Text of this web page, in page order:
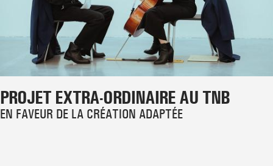
PROJET EXTRA-ORDINAIRE AU TNB
EN FAVEUR DE LA CRÉATION ADAPTÉE